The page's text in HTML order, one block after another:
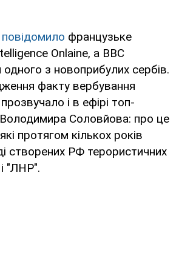
повідомило французьке
Onlaine, а ВВС
з новоприбулих сербів.
факту вербування
і в ефірі топ-
Соловйова: про це
протягом кількох років
створених РФ терористичних
"ЛНР".